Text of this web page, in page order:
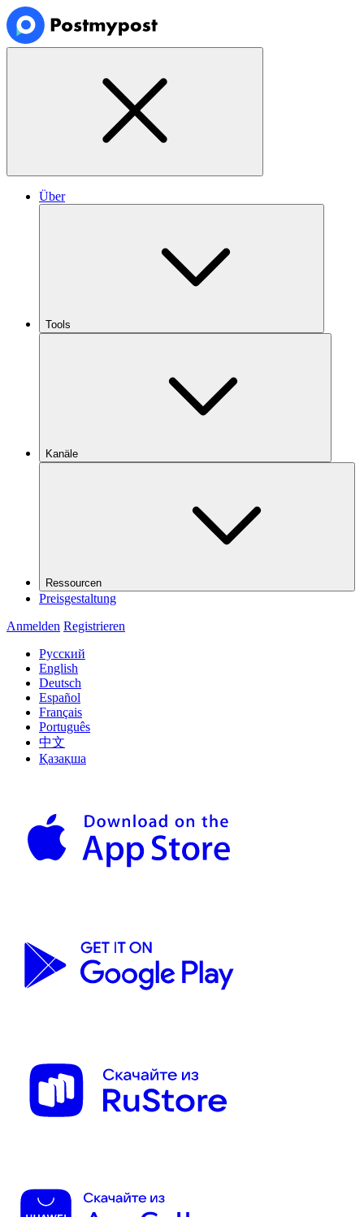
Über
Tools
Kanäle
Ressourcen
Preisgestaltung
Anmelden Registrieren
Русский
English
Deutsch
Español
Français
Português
中文
Қазақша